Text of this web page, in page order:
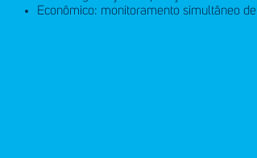
Econômico: monitoramento simultâneo